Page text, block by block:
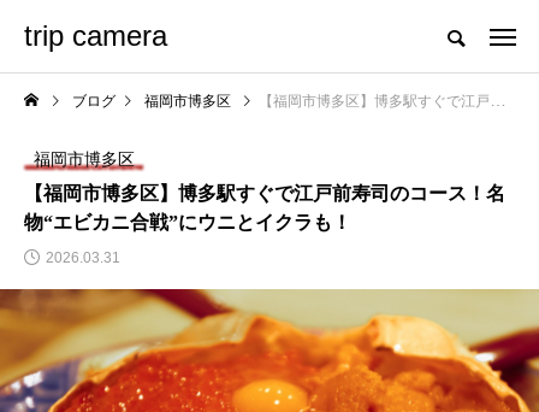
trip camera
ブログ 福岡市博多区 【福岡市博多区】博多駅すぐで江戸前寿司のコース！名物“エビカニ合戦”にウニとイクラも！
福岡市博多区
【福岡市博多区】博多駅すぐで江戸前寿司のコース！名
物“エビカニ合戦”にウニとイクラも！
2026.03.31